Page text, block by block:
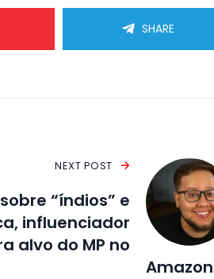
SHARE
NEXT POST
“índios” e
influenciador
alvo do MP no